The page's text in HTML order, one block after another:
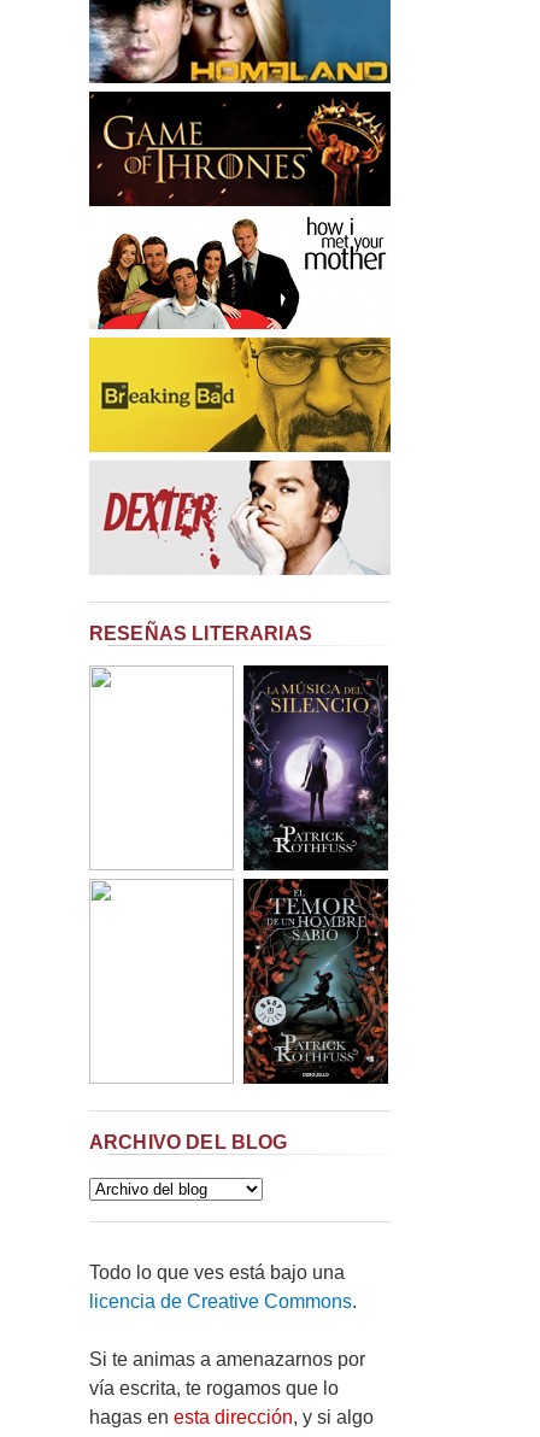
RESEÑAS LITERARIAS
ARCHIVO DEL BLOG
Todo lo que ves está bajo una
licencia de Creative Commons.
Si te animas a amenazarnos por
vía escrita, te rogamos que lo
hagas en esta dirección, y si algo